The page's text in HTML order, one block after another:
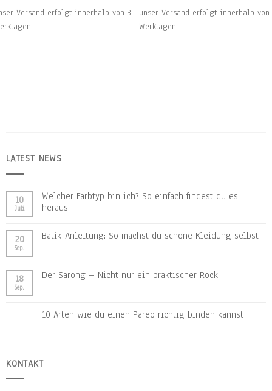
Versand erfolgt innerhalb von 3
unser Versand erfolgt innerhalb von
Werktagen
LATEST NEWS
10
Juli
Welcher Farbtyp bin ich? So einfach findest du es
heraus
20
Sep.
Batik-Anleitung: So machst du schöne Kleidung selbst
18
Sep.
Der Sarong – Nicht nur ein praktischer Rock
10 Arten wie du einen Pareo richtig binden kannst
KONTAKT